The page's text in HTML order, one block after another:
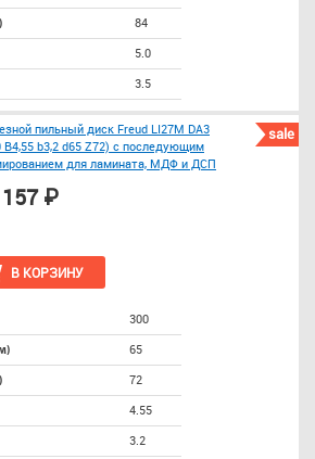
84
5.0
3.5
sale
пильный диск Freud LI27M DA3
B4,55 b3,2 d65 Z72) с последующим
для ламината, МДФ и ДСП
В КОРЗИНУ
₽
300
65
72
4.55
3.2